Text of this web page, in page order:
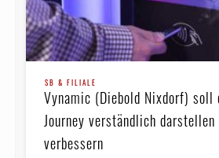
SB & FILIALE
Vynamic (Diebold Nixdorf) soll
Journey verständlich darstellen
verbessern